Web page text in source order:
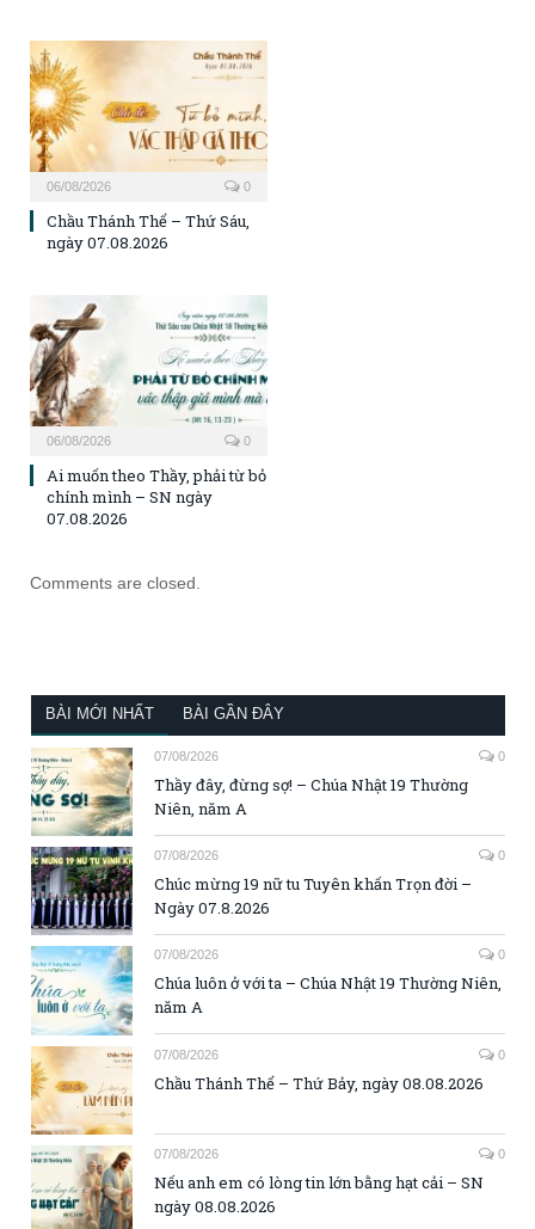
06/08/2026 0
Chầu Thánh Thể – Thứ Sáu,
ngày 07.08.2026
06/08/2026 0
Ai muốn theo Thầy, phải từ bỏ
chính mình – SN ngày
07.08.2026
Comments are closed.
BÀI MỚI NHẤT BÀI GẦN ĐÂY
07/08/2026 0
Thầy đây, đừng sợ! – Chúa Nhật 19 Thường
Niên, năm A
07/08/2026 0
Chúc mừng 19 nữ tu Tuyên khấn Trọn đời –
Ngày 07.8.2026
07/08/2026 0
Chúa luôn ở với ta – Chúa Nhật 19 Thường Niên,
năm A
07/08/2026 0
Chầu Thánh Thể – Thứ Bảy, ngày 08.08.2026
07/08/2026 0
Nếu anh em có lòng tin lớn bằng hạt cải – SN
ngày 08.08.2026